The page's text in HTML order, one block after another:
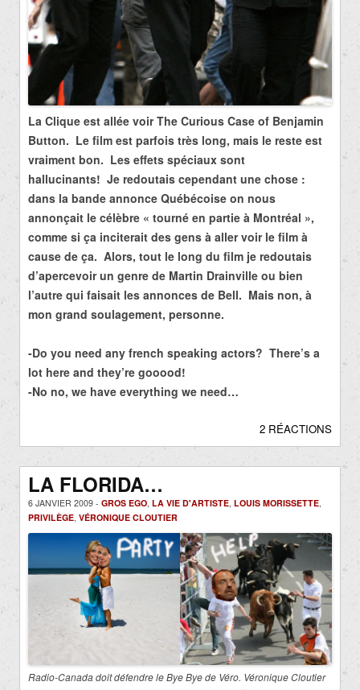
La Clique est allée voir The Curious Case of Benjamin
Button. Le film est parfois très long, mais le reste est
vraiment bon. Les effets spéciaux sont
hallucinants! Je redoutais cependant une chose :
dans la bande annonce Québécoise on nous
annonçait le célèbre « tourné en partie à Montréal »,
comme si ça inciterait des gens à aller voir le film à
cause de ça. Alors, tout le long du film je redoutais
d’apercevoir un genre de Martin Drainville ou bien
l’autre qui faisait les annonces de Bell. Mais non, à
mon grand soulagement, personne.
-Do you need any french speaking actors? There’s a
lot here and they’re gooood!
-No no, we have everything we need…
2 RÉACTIONS
LA FLORIDA…
6 JANVIER 2009 - GROS EGO LA VIE D'ARTISTE LOUIS MORISSETTE
PRIVILÈGE VÉRONIQUE CLOUTIER
Radio-Canada doit défendre le Bye Bye de Véro. Véronique Cloutier